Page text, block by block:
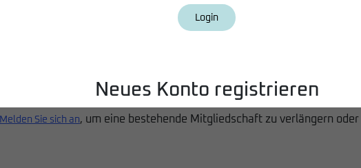
Login
Neues Konto registrieren
Melden Sie sich an, um eine bestehende Mitgliedschaft zu verlängern oder